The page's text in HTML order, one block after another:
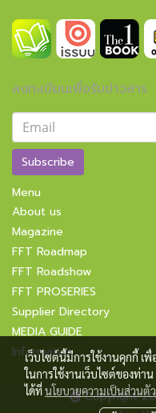
ลงทะเบียนเพื่อรับข่าวสาร
Subscribe
Menu
About us
Magazine
FFT Roadmap
FFT Roadshow
FFT PROSERIES
Supplier Directory
MEDIA GUIDE
Information
Copyright
เว็บไซต์นี้มีการใช้งานคุกกี้
ในการใช้งานเว็บไซต์ของท่า
ได้ที่นโยบายความเป็นส่วนตัว